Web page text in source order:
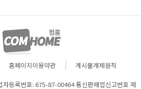
홈페이지이용약관 게시물개제원칙
자등록번호: 675-87-00464 통신판매업신고번호 제